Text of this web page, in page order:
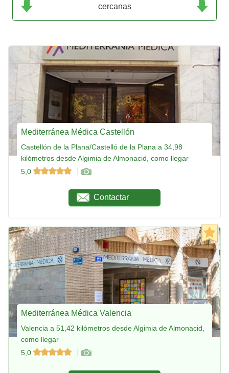
cercanas
Mediterránea Médica Castellón
Castellón de la Plana/Castelló de la Plana a 34,98
kilómetros desde Algimia de Almonacid, como llegar
5,0
Contactar
Mediterránea Médica Valencia
Valencia a 51,42 kilómetros desde Algimia de Almonacid,
como llegar
5,0